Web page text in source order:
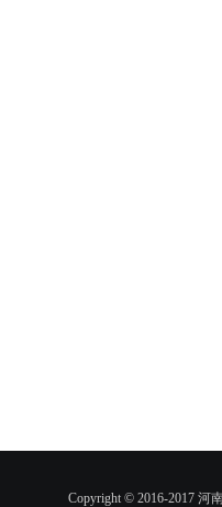
Copyright © 2016-2017 河